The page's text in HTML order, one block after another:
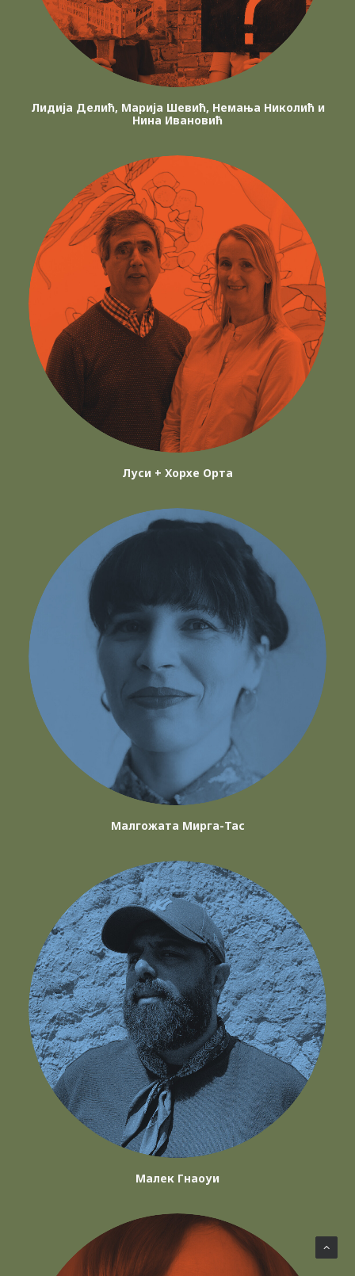
Лидија Делић, Марија Шевић, Немања Николић и
Нина Ивановић
Луси + Хорхе Орта
Малгожата Мирга-Тас
Малек Гнаоуи